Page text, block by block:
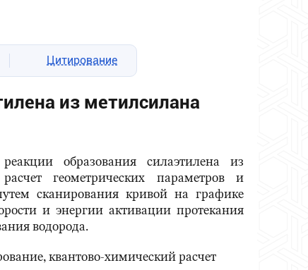
Цитирование
из метилсилана
образования силаэтилена из
геометрических параметров и
сканирования кривой на графике
и энергии активации протекания
водорода.
квантово-химический расчет